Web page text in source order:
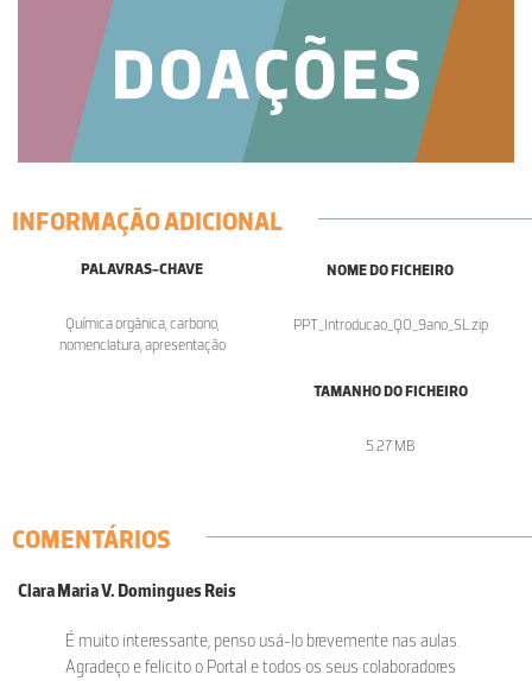
INFORMAÇÃO ADICIONAL
PALAVRAS-CHAVE
Química orgânica, carbono,
nomenclatura, apresentação
NOME DO FICHEIRO
PPT_Introducao_QO_9ano_SL.zip
TAMANHO DO FICHEIRO
5.27 MB
COMENTÁRIOS
Clara Maria V. Domingues Reis
É muito interessante, penso usá-lo brevemente nas aulas.
Agradeço e felicito o Portal e todos os seus colaboradores